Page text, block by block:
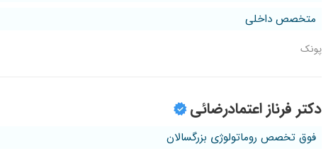
متخصص داخلی
پونک
دکتر فرناز اعتمادرضائی
فوق تخصص روماتولوژی بزرگسالان